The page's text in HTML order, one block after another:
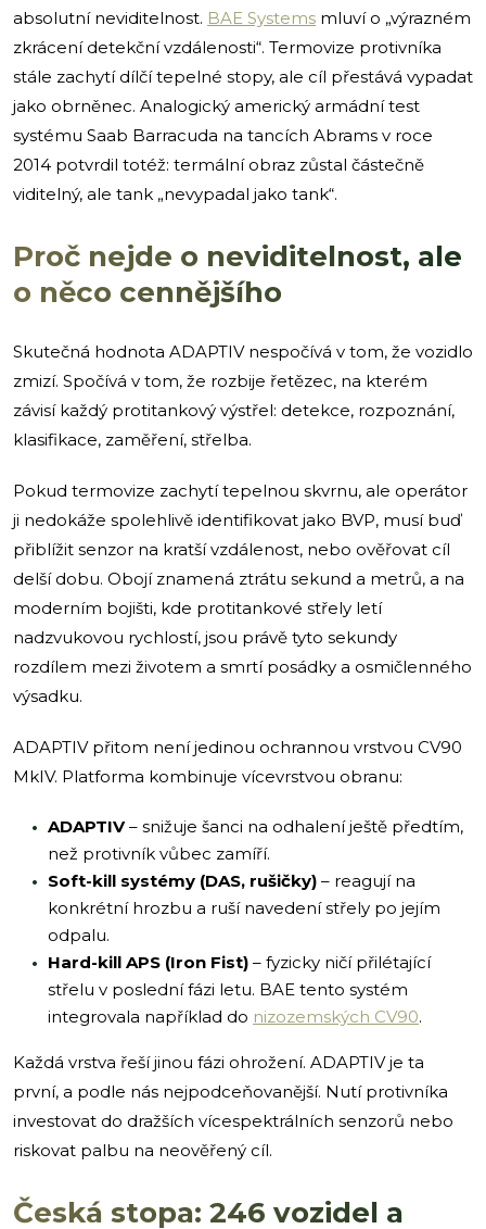
absolutní neviditelnost. BAE Systems mluví o „výrazném
zkrácení detekční vzdálenosti“. Termovize protivníka
stále zachytí dílčí tepelné stopy, ale cíl přestává vypadat
jako obrněnec. Analogický americký armádní test
systému Saab Barracuda na tancích Abrams v roce
2014 potvrdil totéž: termální obraz zůstal částečně
viditelný, ale tank „nevypadal jako tank“.
Proč nejde o neviditelnost, ale
o něco cennějšího
Skutečná hodnota ADAPTIV nespočívá v tom, že vozidlo
zmizí. Spočívá v tom, že rozbije řetězec, na kterém
závisí každý protitankový výstřel: detekce, rozpoznání,
klasifikace, zaměření, střelba.
Pokud termovize zachytí tepelnou skvrnu, ale operátor
ji nedokáže spolehlivě identifikovat jako BVP, musí buď
přiblížit senzor na kratší vzdálenost, nebo ověřovat cíl
delší dobu. Obojí znamená ztrátu sekund a metrů, a na
moderním bojišti, kde protitankové střely letí
nadzvukovou rychlostí, jsou právě tyto sekundy
rozdílem mezi životem a smrtí posádky a osmičlenného
výsadku.
ADAPTIV přitom není jedinou ochrannou vrstvou CV90
MkIV. Platforma kombinuje vícevrstvou obranu:
ADAPTIV– snižuje šanci na odhalení ještě předtím,
než protivník vůbec zamíří.
Soft-kill systémy (DAS, rušičky) – reagují na
konkrétní hrozbu a ruší navedení střely po jejím
odpalu.
Hard-kill APS (Iron Fist) – fyzicky ničí přilétající
střelu v poslední fázi letu. BAE tento systém
integrovala například do nizozemských CV90.
Každá vrstva řeší jinou fázi ohrožení. ADAPTIV je ta
první, a podle nás nejpodceňovanější. Nutí protivníka
investovat do dražších vícespektrálních senzorů nebo
riskovat palbu na neověřený cíl.
Česká stopa: 246 vozidel a